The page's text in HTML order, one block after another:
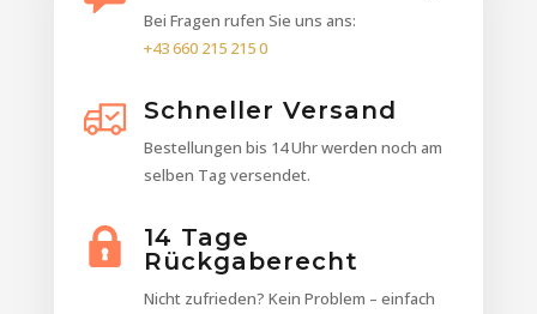
Bei Fragen rufen Sie uns ans:
+43 660 215 215 0
Schneller Versand
Bestellungen bis 14 Uhr werden noch am
selben Tag versendet.
14 Tage
Rückgaberecht
Nicht zufrieden? Kein Problem – einfach